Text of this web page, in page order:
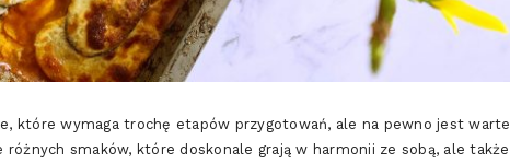
które wymaga trochę etapów przygotowań, ale na pewno jest warte
smaków, które doskonale grają w harmonii ze sobą, ale także